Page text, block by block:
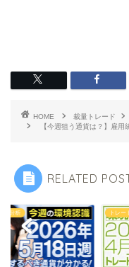
HOME 裁量トレード
【今週狙う通貨は？】雇
RELATED
ド分析 トレー